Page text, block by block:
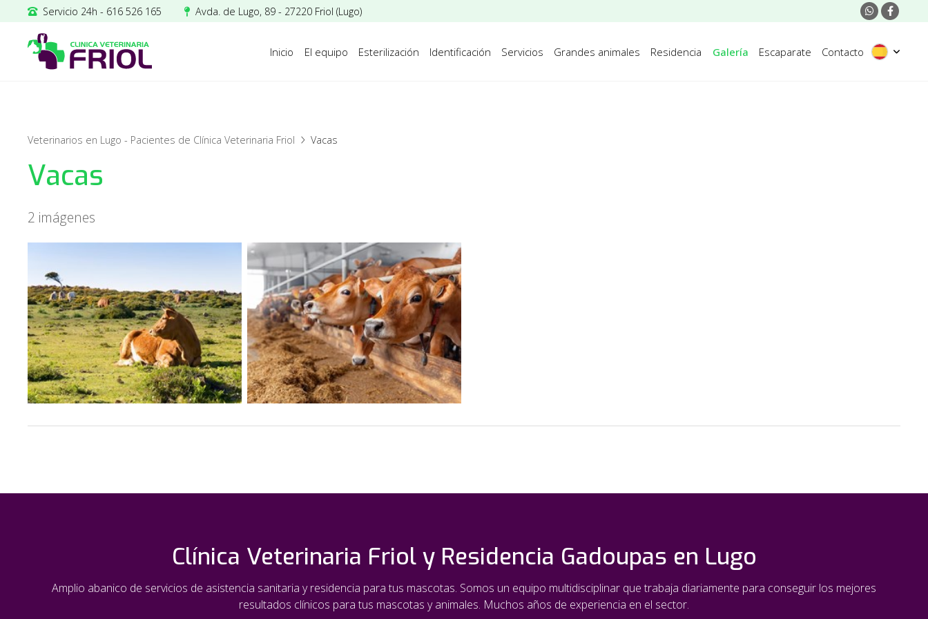
Servicio 24h - 616 526 165 Avda. de Lugo, 89 - 27220 Friol (Lugo)
Inicio El equipo Esterilización Identificación Servicios Grandes animales Residencia Galería Escaparate Contacto
Veterinarios en Lugo - Pacientes de Clínica Veterinaria Friol Vacas
Vacas
2 imágenes
Clínica Veterinaria Friol y Residencia Gadoupas en Lugo
Amplio abanico de servicios de asistencia sanitaria y residencia para tus mascotas. Somos un equipo multidisciplinar que trabaja diariamente para conseguir los mejores
resultados clínicos para tus mascotas y animales. Muchos años de experiencia en el sector.